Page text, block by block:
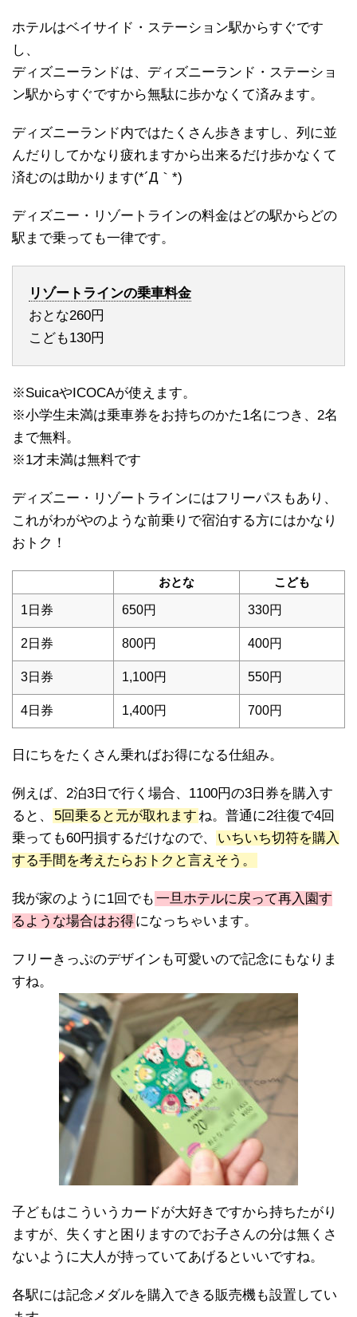
ホテルはベイサイド・ステーション駅からすぐです
し、
ディズニーランドは、ディズニーランド・ステーショ
ン駅からすぐですから無駄に歩かなくて済みます。
ディズニーランド内ではたくさん歩きますし、列に並
んだりしてかなり疲れますから出来るだけ歩かなくて
済むのは助かります(*´Д｀*)
ディズニー・リゾートラインの料金はどの駅からどの
駅まで乗っても一律です。
リゾートラインの乗車料金
おとな260円
こども130円
※SuicaやICOCAが使えます。
※小学生未満は乗車券をお持ちのかた1名につき、2名
まで無料。
※1才未満は無料です
ディズニー・リゾートラインにはフリーパスもあり、
これがわがやのような前乗りで宿泊する方にはかなり
おトク！
おとな こども
1日券 650円 330円
2日券 800円 400円
3日券 1,100円 550円
4日券 1,400円 700円
日にちをたくさん乗ればお得になる仕組み。
例えば、2泊3日で行く場合、1100円の3日券を購入す
ると、
5回乗ると元が取れます ね。普通に2往復で4回
乗っても60円損するだけなので、
いちいち切符を購入
する手間を考えたらおトクと言えそう。
我が家のように1回でも 一旦ホテルに戻って再入園す
るような場合はお得になっちゃいます。
フリーきっぷのデザインも可愛いので記念にもなりま
すね。
子どもはこういうカードが大好きですから持ちたがり
ますが、失くすと困りますのでお子さんの分は無くさ
ないように大人が持っていてあげるといいですね。
各駅には記念メダルを購入できる販売機も設置してい